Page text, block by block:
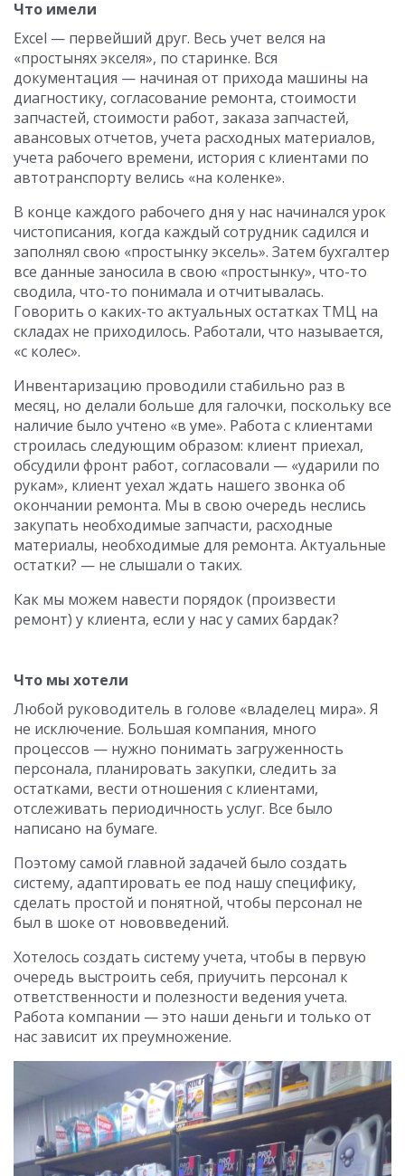
Что имели
Excel — первейший друг. Весь учет велся на
«простынях экселя», по старинке. Вся
документация — начиная от прихода машины на
диагностику, согласование ремонта, стоимости
запчастей, стоимости работ, заказа запчастей,
авансовых отчетов, учета расходных материалов,
учета рабочего времени, история с клиентами по
автотранспорту велись «на коленке».
В конце каждого рабочего дня у нас начинался урок
чистописания, когда каждый сотрудник садился и
заполнял свою «простынку эксель». Затем бухгалтер
все данные заносила в свою «простынку», что-то
сводила, что-то понимала и отчитывалась.
Говорить о каких-то актуальных остатках ТМЦ на
складах не приходилось. Работали, что называется,
«с колес».
Инвентаризацию проводили стабильно раз в
месяц, но делали больше для галочки, поскольку все
наличие было учтено «в уме». Работа с клиентами
строилась следующим образом: клиент приехал,
обсудили фронт работ, согласовали — «ударили по
рукам», клиент уехал ждать нашего звонка об
окончании ремонта. Мы в свою очередь неслись
закупать необходимые запчасти, расходные
материалы, необходимые для ремонта. Актуальные
остатки? — не слышали о таких.
Как мы можем навести порядок (произвести
ремонт) у клиента, если у нас у самих бардак?
Что мы хотели
Любой руководитель в голове «владелец мира». Я
не исключение. Большая компания, много
процессов — нужно понимать загруженность
персонала, планировать закупки, следить за
остатками, вести отношения с клиентами,
отслеживать периодичность услуг. Все было
написано на бумаге.
Поэтому самой главной задачей было создать
систему, адаптировать ее под нашу специфику,
сделать простой и понятной, чтобы персонал не
был в шоке от нововведений.
Хотелось создать систему учета, чтобы в первую
очередь выстроить себя, приучить персонал к
ответственности и полезности ведения учета.
Работа компании — это наши деньги и только от
нас зависит их преумножение.